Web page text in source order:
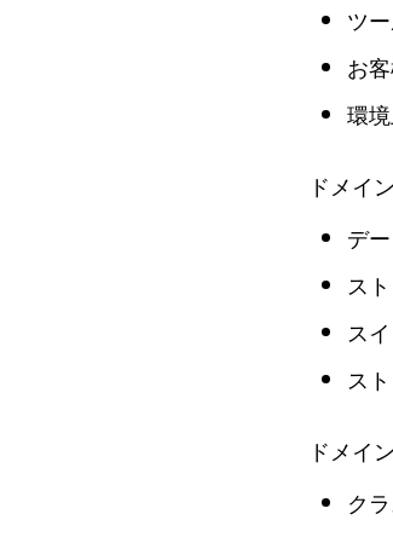
ツ
お
環
ドメイ
デ
ス
ス
ス
ドメイ
ク